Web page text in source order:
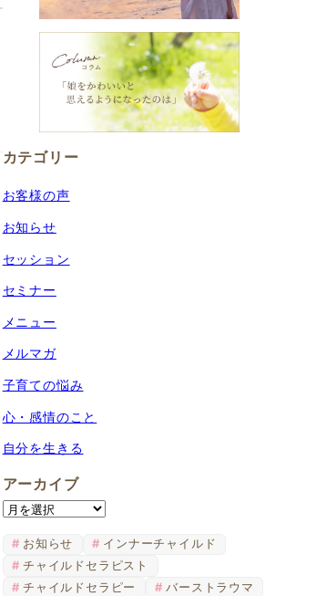
カテゴリー
お客様の声
お知らせ
セッション
セミナー
メニュー
メルマガ
子育ての悩み
心・感情のこと
自分を生きる
アーカイブ
ア
お知らせ
インナーチャイルド
チャイルドセラピスト
チャイルドセラピー
バーストラウマ